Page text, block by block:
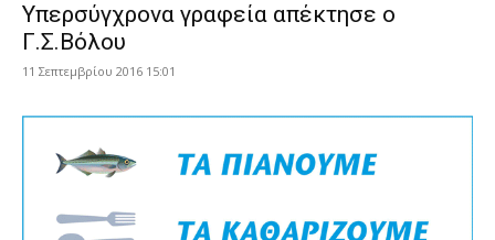
Υπερσύγχρονα γραφεία απέκτησε ο
Γ.Σ.Βόλου
11 Σεπτεμβρίου 2016 15:01